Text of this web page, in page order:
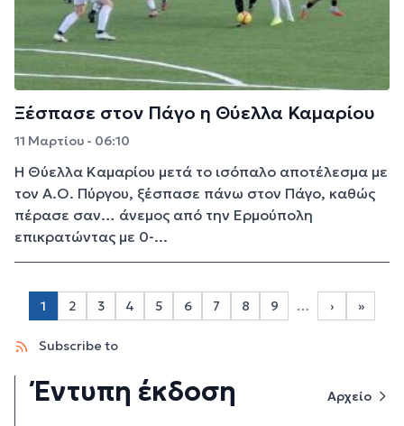
Ξέσπασε στον Πάγο η Θύελλα Καμαρίου
11 Μαρτίου - 06:10
Η Θύελλα Καμαρίου μετά το ισόπαλο αποτέλεσμα με
τον Α.Ο. Πύργου, ξέσπασε πάνω στον Πάγο, καθώς
πέρασε σαν… άνεμος από την Ερμούπολη
επικρατώντας με 0-...
Σελιδοποίηση
1 Page 2
2 Page 3
3 Page 4
4 Page 5
5 Page 6
6 Page 7
7 Page 8
8 Page 9
9 …
Next page
›
Last
»
Subscribe to
Έντυπη έκδοση Αρχείο